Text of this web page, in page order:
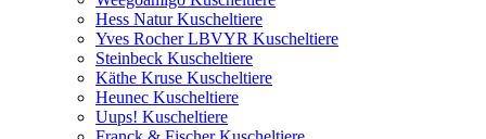
Hess Natur Kuscheltiere
Yves Rocher LBVYR Kuscheltiere
Steinbeck Kuscheltiere
Käthe Kruse Kuscheltiere
Heunec Kuscheltiere
Uups! Kuscheltiere